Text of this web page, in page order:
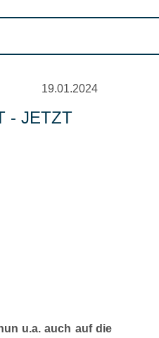
19.01.2024
- JETZT
u.a. auch auf die